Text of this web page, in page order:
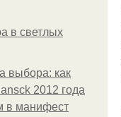
в светлых
выбора: как
2012 года
в манифест